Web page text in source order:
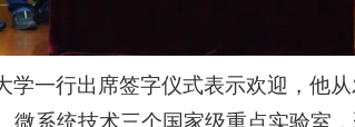
学一行出席签字仪式表示欢迎，他
微系统技术三个国家级重点实验室